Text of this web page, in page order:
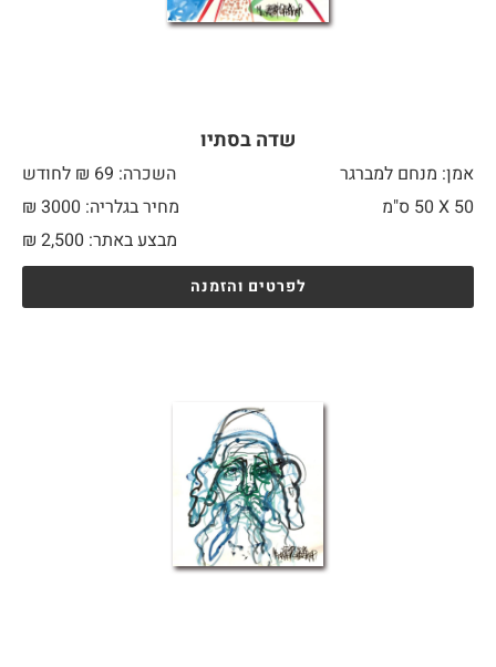
שדה בסתיו
אמן: מנחם למברגר
השכרה: 69 ₪ לחודש
50 X
מחיר בגלריה: 3000 ₪
מבצע באתר:
₪ 2,500
לפרטים והזמנה